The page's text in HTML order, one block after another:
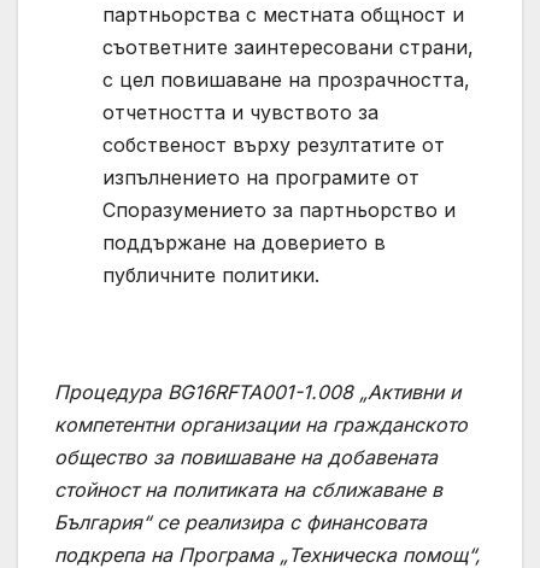
партньорства с местната общност и
съответните заинтересовани страни,
с цел повишаване на прозрачността,
отчетността и чувството за
собственост върху резултатите от
изпълнението на програмите от
Споразумението за партньорство и
поддържане на доверието в
публичните политики.
Процедура BG16RFTA001-1.008 „Активни и
компетентни организации на гражданското
общество за повишаване на добавената
стойност на политиката на сближаване в
България“се реализира с финансовата
подкрепа на Програма „Техническа помощ“,